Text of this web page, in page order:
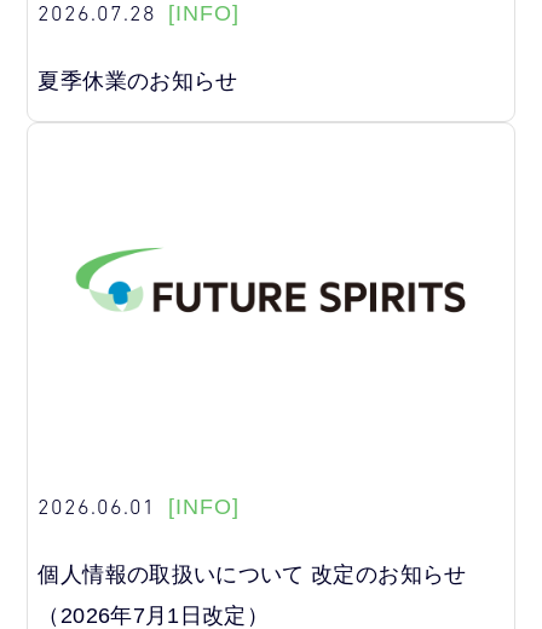
2026.07.28 [INFO]
夏季休業のお知らせ
2026.06.01 [INFO]
個人情報の取扱いについて 改定のお知らせ
（2026年7月1日改定）